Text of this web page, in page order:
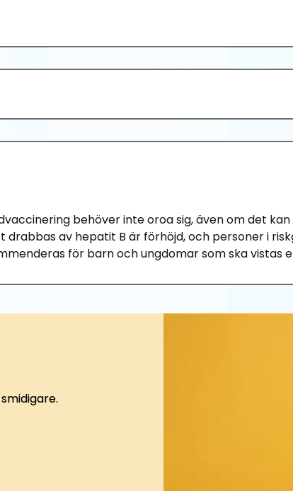
behöver inte oroa sig, även om det
drabbas av hepatit B är förhöjd, och personer i
för barn och ungdomar som ska vistas